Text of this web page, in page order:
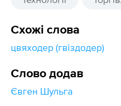
Схожі слова
цвяходер (гвіздодер)
Слово додав
Євген Шульга